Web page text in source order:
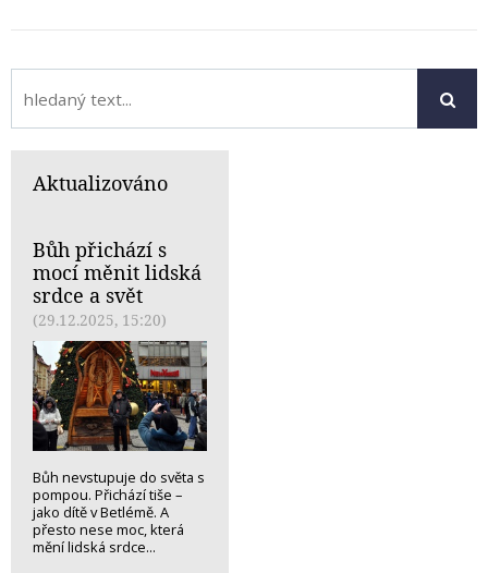
Aktualizováno
Bůh přichází s
mocí měnit lidská
srdce a svět
(29.12.2025, 15:20)
Bůh nevstupuje do světa s
pompou. Přichází tiše –
jako dítě v Betlémě. A
přesto nese moc, která
mění lidská srdce...